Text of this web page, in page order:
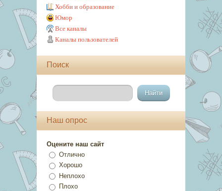
Хобби и образование
Юмор
Все каналы
Каналы пользователей
Поиск
Наш опрос
Оцените наш сайт
Отлично
Хорошо
Неплохо
Плохо